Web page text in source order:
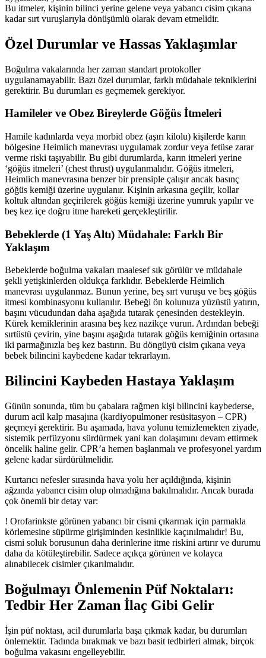
Bu itmeler, kişinin bilinci yerine gelene veya yabancı cisim çıkana
kadar sırt vuruşlarıyla dönüşümlü olarak devam etmelidir.
Özel Durumlar ve Hassas Yaklaşımlar
Boğulma vakalarında her zaman standart protokoller
uygulanamayabilir. Bazı özel durumlar, farklı müdahale tekniklerini
gerektirir. Bu durumları es geçmemek gerekiyor.
Hamileler ve Obez Bireylerde Göğüs İtmeleri
Hamile kadınlarda veya morbid obez (aşırı kilolu) kişilerde karın
bölgesine Heimlich manevrası uygulamak zordur veya fetüse zarar
verme riski taşıyabilir. Bu gibi durumlarda, karın itmeleri yerine
‘göğüs itmeleri’ (chest thrust) uygulanmalıdır. Göğüs itmeleri,
Heimlich manevrasına benzer bir prensiple çalışır ancak basınç
göğüs kemiği üzerine uygulanır. Kişinin arkasına geçilir, kollar
koltuk altından geçirilerek göğüs kemiği üzerine yumruk yapılır ve
beş kez içe doğru itme hareketi gerçekleştirilir.
Bebeklerde (1 Yaş Altı) Müdahale: Farklı Bir
Yaklaşım
Bebeklerde boğulma vakaları maalesef sık görülür ve müdahale
şekli yetişkinlerden oldukça farklıdır. Bebeklerde Heimlich
manevrası uygulanmaz. Bunun yerine, beş sırt vuruşu ve beş göğüs
itmesi kombinasyonu kullanılır. Bebeği ön kolunuza yüzüstü yatırın,
başını vücudundan daha aşağıda tutarak çenesinden destekleyin.
Kürek kemiklerinin arasına beş kez nazikçe vurun. Ardından bebeği
sırtüstü çevirin, yine başını aşağıda tutarak göğüs kemiğinin ortasına
iki parmağınızla beş kez bastırın. Bu döngüyü cisim çıkana veya
bebek bilincini kaybedene kadar tekrarlayın.
Bilincini Kaybeden Hastaya Yaklaşım
Günün sonunda, tüm bu çabalara rağmen kişi bilincini kaybederse,
durum acil kalp masajına (kardiyopulmoner resüsitasyon – CPR)
geçmeyi gerektirir. Bu aşamada, hava yolunu temizlemekten ziyade,
sistemik perfüzyonu sürdürmek yani kan dolaşımını devam ettirmek
öncelik haline gelir. CPR’a hemen başlanmalı ve profesyonel yardım
gelene kadar sürdürülmelidir.
Kurtarıcı nefesler sırasında hava yolu her açıldığında, kişinin
ağzında yabancı cisim olup olmadığına bakılmalıdır. Ancak burada
çok önemli bir detay var:
! Orofarinkste görünen yabancı bir cismi çıkarmak için parmakla
körlemesine süpürme girişiminden kesinlikle kaçınılmalıdır! Bu,
cismi soluk borusunun daha derinlerine itme riskini artırır ve durumu
daha da kötüleştirebilir. Sadece açıkça görünen ve kolayca
alınabilecek cisimler çıkarılmalıdır.
Boğulmayı Önlemenin Püf Noktaları:
Tedbir Her Zaman İlaç Gibi Gelir
İşin püf noktası, acil durumlarla başa çıkmak kadar, bu durumları
önlemektir. Tadında bırakmak ve bazı basit tedbirleri almak, birçok
boğulma vakasını engelleyebilir.